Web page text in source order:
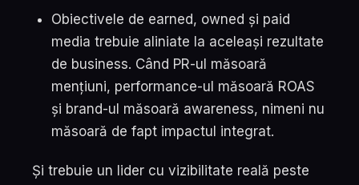
Obiectivele de earned, owned și paid
media trebuie aliniate la aceleași rezultate
de business. Când PR-ul măsoară
mențiuni, performance-ul măsoară ROAS
și brand-ul măsoară awareness, nimeni nu
măsoară de fapt impactul integrat.
Și trebuie un lider cu vizibilitate reală peste